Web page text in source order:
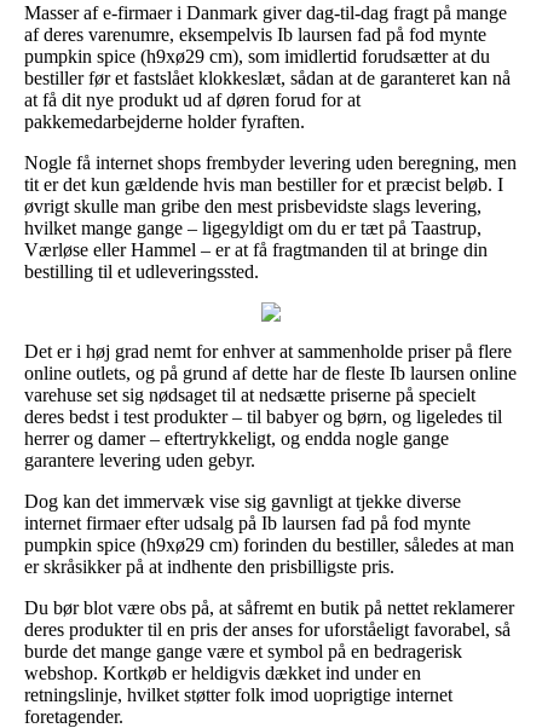
Masser af e-firmaer i Danmark giver dag-til-dag fragt på mange
af deres varenumre, eksempelvis Ib laursen fad på fod mynte
pumpkin spice (h9xø29 cm), som imidlertid forudsætter at du
bestiller før et fastslået klokkeslæt, sådan at de garanteret kan nå
at få dit nye produkt ud af døren forud for at
pakkemedarbejderne holder fyraften.
Nogle få internet shops frembyder levering uden beregning, men
tit er det kun gældende hvis man bestiller for et præcist beløb. I
øvrigt skulle man gribe den mest prisbevidste slags levering,
hvilket mange gange – ligegyldigt om du er tæt på Taastrup,
Værløse eller Hammel – er at få fragtmanden til at bringe din
bestilling til et udleveringssted.
Det er i høj grad nemt for enhver at sammenholde priser på flere
online outlets, og på grund af dette har de fleste Ib laursen online
varehuse set sig nødsaget til at nedsætte priserne på specielt
deres bedst i test produkter – til babyer og børn, og ligeledes til
herrer og damer – eftertrykkeligt, og endda nogle gange
garantere levering uden gebyr.
Dog kan det immervæk vise sig gavnligt at tjekke diverse
internet firmaer efter udsalg på Ib laursen fad på fod mynte
pumpkin spice (h9xø29 cm) forinden du bestiller, således at man
er skråsikker på at indhente den prisbilligste pris.
Du bør blot være obs på, at såfremt en butik på nettet reklamerer
deres produkter til en pris der anses for uforståeligt favorabel, så
burde det mange gange være et symbol på en bedragerisk
webshop. Kortkøb er heldigvis dækket ind under en
retningslinje, hvilket støtter folk imod uoprigtige internet
foretagender.